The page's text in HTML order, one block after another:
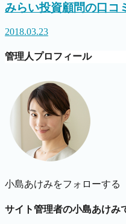
みらい投資顧問の口コ
2018.03.23
管理人プロフィール
小島あけみをフォローする
サイト管理者の小島あけみ